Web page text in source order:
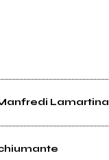
Lamartina